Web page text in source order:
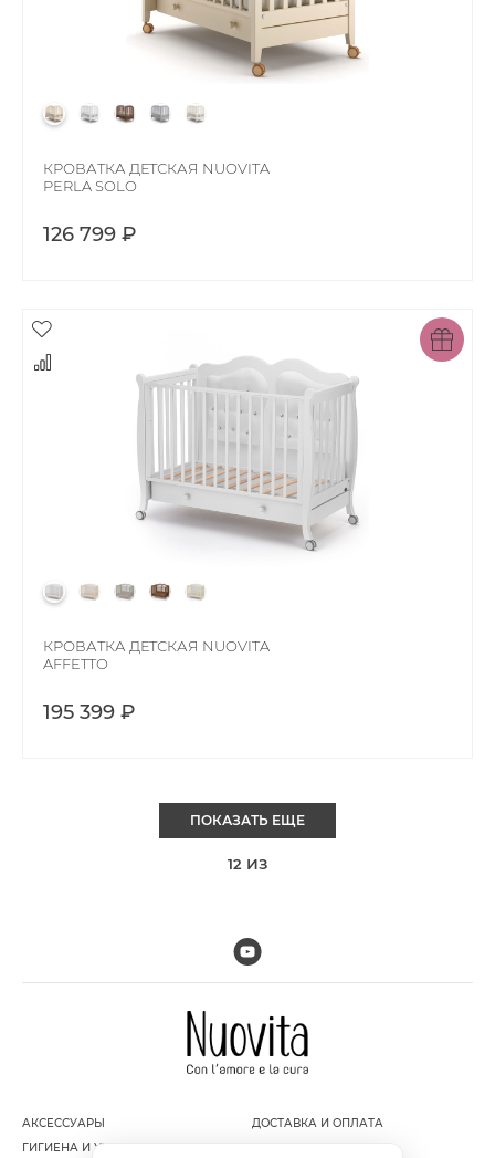
КРОВАТКА ДЕТСКАЯ NUOVITA
PERLA SOLO
126 799 ₽
КРОВАТКА ДЕТСКАЯ NUOVITA
AFFETTO
195 399 ₽
ПОКАЗАТЬ ЕЩЕ
12 ИЗ
АКСЕССУАРЫ
ГИГИЕНА И УХОД ЗА РЕБЕНКОМ
ДОСТАВКА И ОПЛАТА